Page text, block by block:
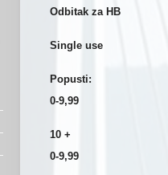
Odbitak za HB
Single use
Popusti:
0-9,99
10 +
0-9,99